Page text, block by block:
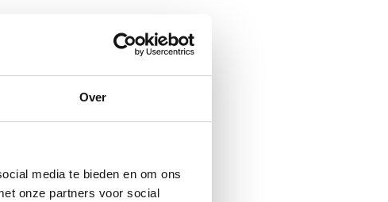
Over
media te bieden en om ons
onze partners voor social